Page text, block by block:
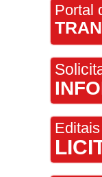
Portal